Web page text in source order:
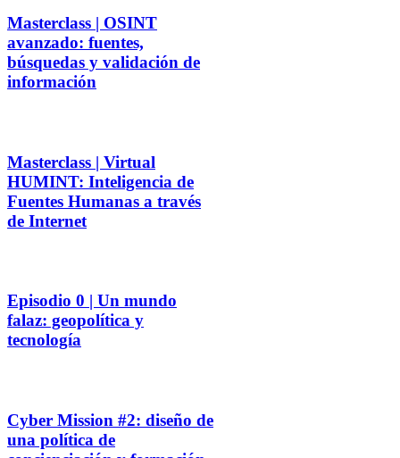
Masterclass | OSINT
avanzado: fuentes,
búsquedas y validación de
información
Masterclass | Virtual
HUMINT: Inteligencia de
Fuentes Humanas a través
de Internet
Episodio 0 | Un mundo
falaz: geopolítica y
tecnología
Cyber Mission #2: diseño de
una política de